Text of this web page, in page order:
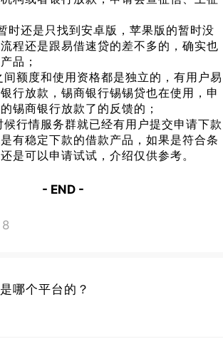
时还是只找到安卓版，苹果版的暂时没
程还是跟易借速贷的差不多的，确实也
品；
额度和使用资格都是独立的，有用户易
行放款，锡商银行锡锡贷也在使用，申
锡商银行放款了的反馈的；
行情服务群就已经有用户提交申请下款
有稳定下款的借款产品，如果是符合条
是可以申请试试，介绍仅供参考。
- END -
8
哪个平台的？